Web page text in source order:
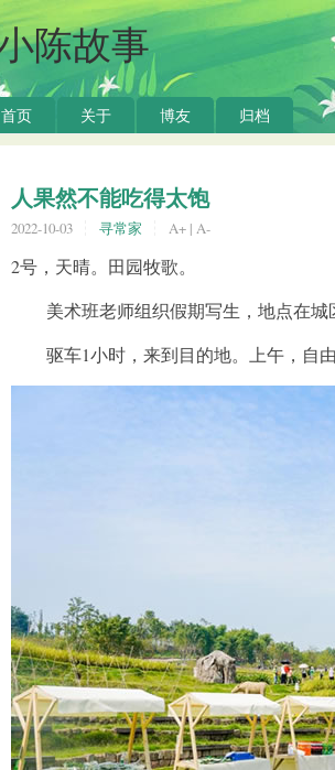
首页 关于 博友 归档
人果然不能吃得太饱
2022-10-03 寻常家 A+ | A-
2号，天晴。田园牧歌。
美术班老师组织假期写生，地点在城
驱车1小时，来到目的地。上午，自由